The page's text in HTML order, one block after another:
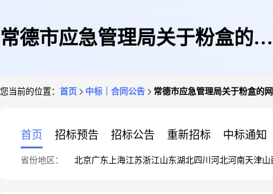
常德市应急管理局关于粉盒的网
您当前的位置： 首页 中标｜合同公告 常德市应急管理局关于粉盒的
首页 招标预告 招标公告 重新招标 中标通知
省份地区： 北京广东 上海江苏浙江山东湖北四川 河北河南天津山